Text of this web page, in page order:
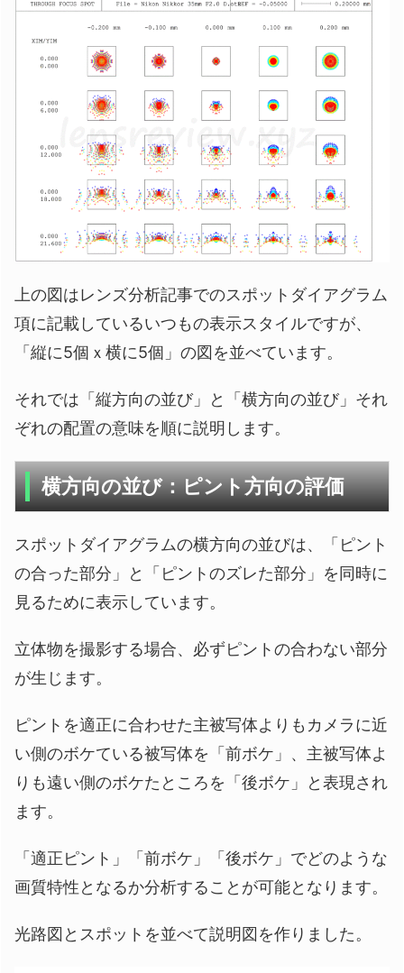
上の図はレンズ分析記事でのスポットダイアグラム
項に記載しているいつもの表示スタイルですが、
「縦に5個ｘ横に5個」の図を並べています。
それでは「縦方向の並び」と「横方向の並び」それ
ぞれの配置の意味を順に説明します。
横方向の並び：ピント方向の評価
スポットダイアグラムの横方向の並びは、「ピント
の合った部分」と「ピントのズレた部分」を同時に
見るために表示しています。
立体物を撮影する場合、必ずピントの合わない部分
が生じます。
ピントを適正に合わせた主被写体よりもカメラに近
い側のボケている被写体を「前ボケ」、主被写体よ
りも遠い側のボケたところを「後ボケ」と表現され
ます。
「適正ピント」「前ボケ」「後ボケ」でどのような
画質特性となるか分析することが可能となります。
光路図とスポットを並べて説明図を作りました。